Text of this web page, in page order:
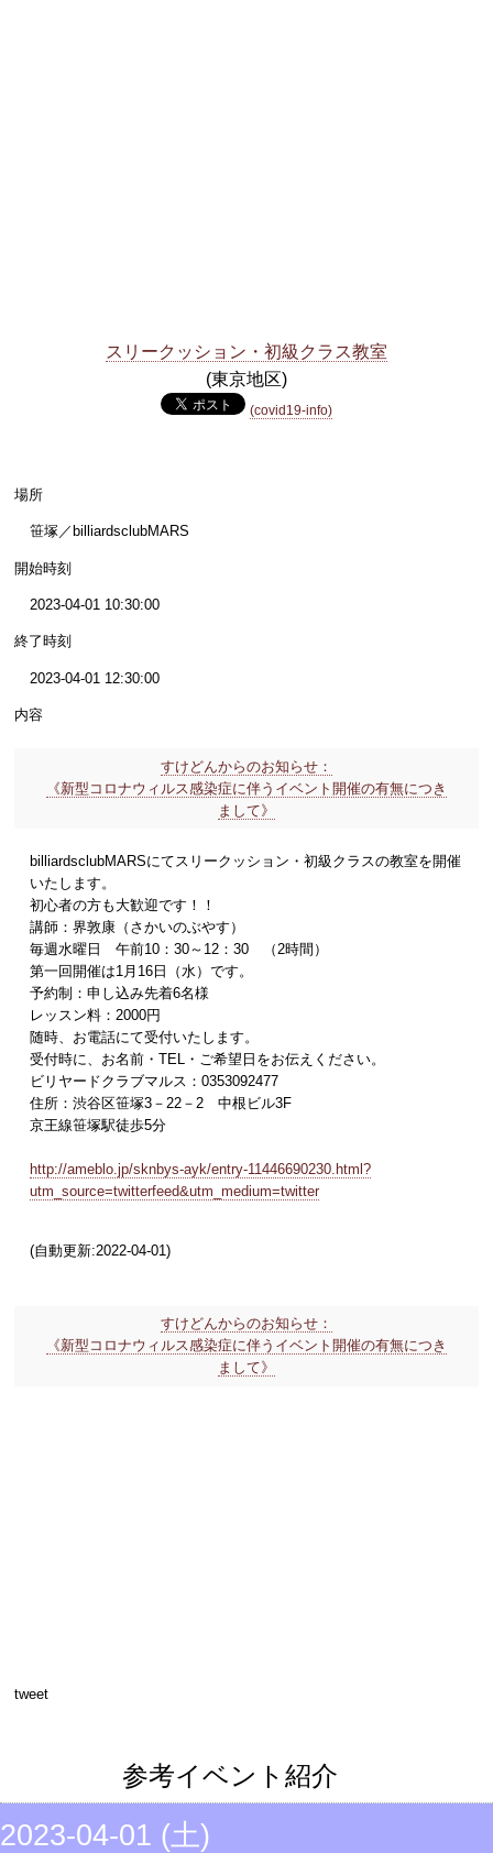
スリークッション・初級クラス教室
(東京地区)
(covid19-info)
場所
笹塚／billiardsclubMARS
開始時刻
2023-04-01 10:30:00
終了時刻
2023-04-01 12:30:00
内容
すけどんからのお知らせ：
《新型コロナウィルス感染症に伴うイベント開催の有無につき
まして》
billiardsclubMARSにてスリークッション・初級クラスの教室を開催
いたします。
初心者の方も大歓迎です！！
講師：界敦康（さかいのぶやす）
毎週水曜日 午前10：30～12：30 （2時間）
第一回開催は1月16日（水）です。
予約制：申し込み先着6名様
レッスン料：2000円
随時、お電話にて受付いたします。
受付時に、お名前・TEL・ご希望日をお伝えください。
ビリヤードクラブマルス：0353092477
住所：渋谷区笹塚3－22－2 中根ビル3F
京王線笹塚駅徒歩5分
http://ameblo.jp/sknbys-ayk/entry-11446690230.html?
utm_source=twitterfeed&utm_medium=twitter
(自動更新:2022-04-01)
すけどんからのお知らせ：
《新型コロナウィルス感染症に伴うイベント開催の有無につき
まして》
tweet
参考イベント紹介
2023-04-01 (土)